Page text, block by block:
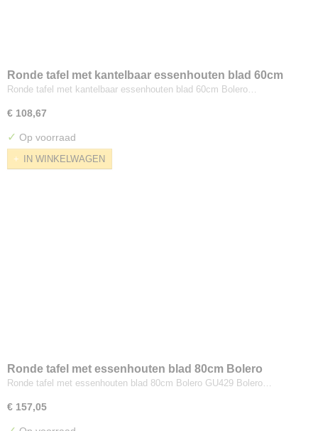
Ronde tafel met kantelbaar essenhouten blad 60cm
Bolero
Ronde tafel met kantelbaar essenhouten blad 60cm Bolero…
€ 108,67
✓ Op voorraad
IN WINKELWAGEN
Ronde tafel met essenhouten blad 80cm Bolero
Ronde tafel met essenhouten blad 80cm Bolero GU429 Bolero…
€ 157,05